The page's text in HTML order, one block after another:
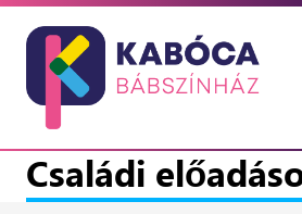
Családi